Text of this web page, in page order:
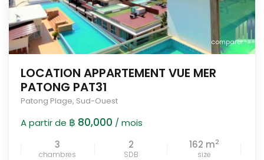
comparer
LOCATION APPARTEMENT VUE MER
PATONG PAT31
Patong Plage, Sud-Ouest
A partir de ฿ 80,000 / mois
3
chambres
2
SDB
162 m2
size